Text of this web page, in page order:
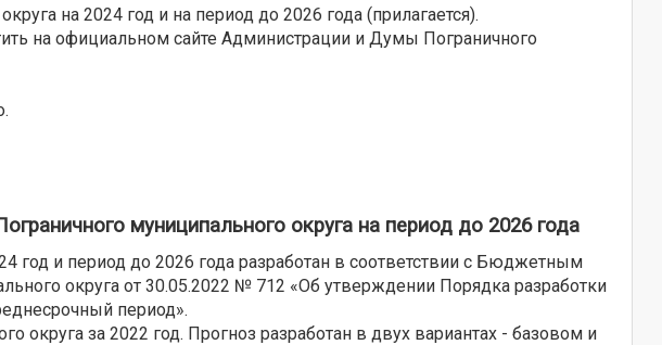
на 2024 год и на период до 2026 года (прилагается).
на официальном сайте Администрации и Думы Пограничного
муниципального округа на период до 2026 года
год и период до 2026 года разработан в соответствии с Бюджетным
округа от 30.05.2022 № 712 «Об утверждении Порядка разработки
период».
округа за 2022 год. Прогноз разработан в двух вариантах - базовом и